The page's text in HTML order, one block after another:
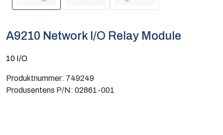
A9210 Network I/O Relay Module
10 I/O
Produktnummer: 749249
Produsentens P/N: 02861-001